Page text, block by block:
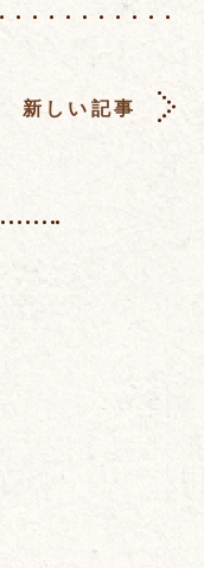
新しい記事